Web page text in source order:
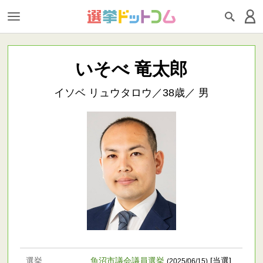
いそべ 竜太郎
イソベ リュウタロウ／38歳／ 男
選挙 魚沼市議会議員選挙 (2025/06/15) [当選]